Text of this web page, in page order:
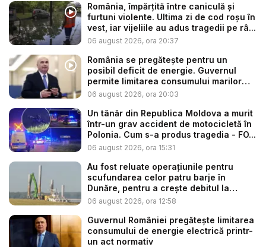
România, împărțită între caniculă și
furtuni violente. Ultima zi de cod roșu în
vest, iar vijeliile au adus tragedii pe râ...
06 august 2026, ora 20:37
România se pregătește pentru un
posibil deficit de energie. Guvernul
permite limitarea consumului marilor
co...
06 august 2026, ora 20:03
Un tânăr din Republica Moldova a murit
într-un grav accident de motocicletă în
Polonia. Cum s-a produs tragedia - FO...
06 august 2026, ora 15:31
Au fost reluate operațiunile pentru
scufundarea celor patru barje în
Dunăre, pentru a crește debitul la
cent...
06 august 2026, ora 12:58
Guvernul României pregătește limitarea
consumului de energie electrică printr-
un act normativ